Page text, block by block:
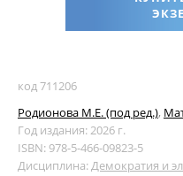
код 711206
Родионова М.Е. (под ред.),
Год издания: 2026 г.
ISBN: 978-5-466-09823-5
Дисциплина: Демократия и